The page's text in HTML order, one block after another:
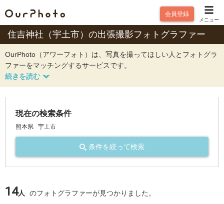
会員登録
メニュー
住吉神社（宇土市）の出張撮影フォトグラファー
OurPhoto（アワーフォト）は、写真を撮ってほしい人とフォトグラ
ファーをマッチングするサービスです。
現在の検索条件
熊本県 宇土市
条件を絞って検索
14人 のフォトグラファーが見つかりました。